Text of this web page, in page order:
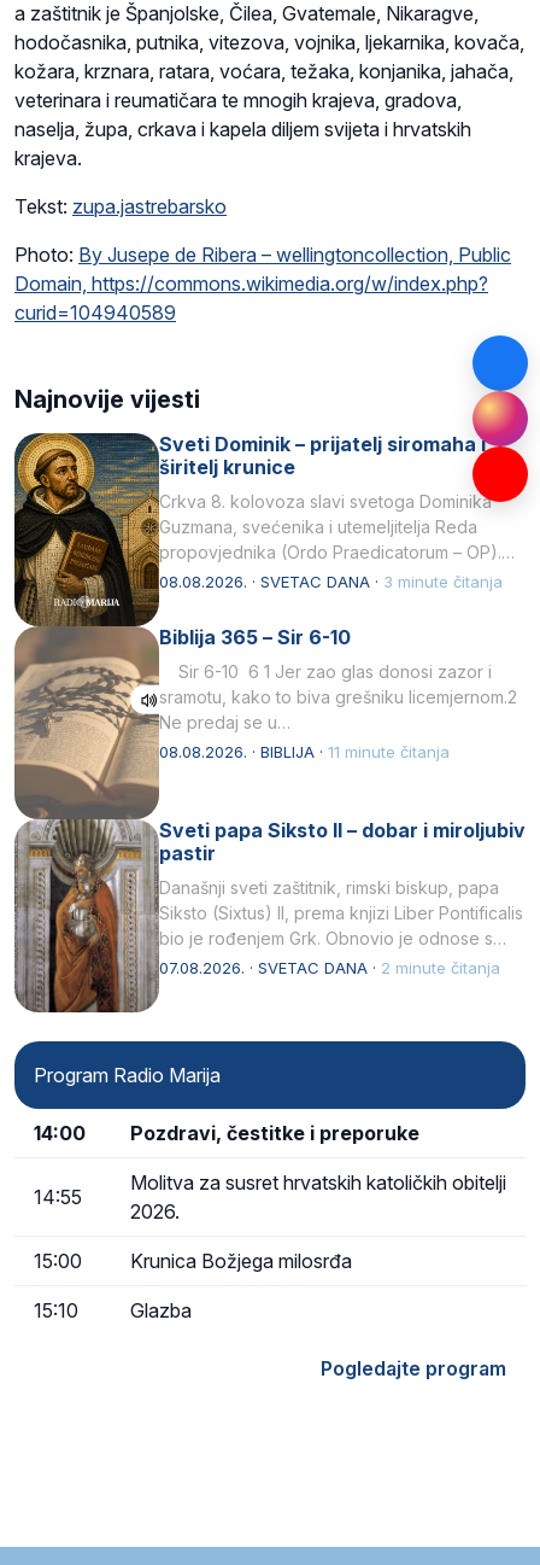
a zaštitnik je Španjolske, Čilea, Gvatemale, Nikaragve,
hodočasnika, putnika, vitezova, vojnika, ljekarnika, kovača,
kožara, krznara, ratara, voćara, težaka, konjanika, jahača,
veterinara i reumatičara te mnogih krajeva, gradova,
naselja, župa, crkava i kapela diljem svijeta i hrvatskih
krajeva.
Tekst: zupa.jastrebarsko
Photo: By Jusepe de Ribera – wellingtoncollection, Public
Domain, https://commons.wikimedia.org/w/index.php?
curid=104940589
Najnovije vijesti
Sveti Dominik – prijatelj siromaha i
širitelj krunice
Crkva 8. kolovoza slavi svetoga Dominika
Guzmana, svećenika i utemeljitelja Reda
propovjednika (Ordo Praedicatorum – OP).
Svojim životom, dubokom ljubavlju prema
08.08.2026. · SVETAC DANA · 3 minute čitanja
Biblija 365 – Sir 6-10
Sir 6-10 6 1 Jer zao glas donosi zazor i
sramotu, kako to biva grešniku licemjernom.2
Ne predaj se u…
08.08.2026. · BIBLIJA · 11 minute čitanja
Sveti papa Siksto II – dobar i miroljubiv
pastir
Današnji sveti zaštitnik, rimski biskup, papa
Siksto (Sixtus) II, prema knjizi Liber Pontificalis
bio je rođenjem Grk. Obnovio je odnose s
afričkim…
07.08.2026. · SVETAC DANA · 2 minute čitanja
Program Radio Marija
14:00 Pozdravi, čestitke i preporuke
14:55
Molitva za susret hrvatskih katoličkih obitelji
2026.
15:00 Krunica Božjega milosrđa
15:10 Glazba
Pogledajte program